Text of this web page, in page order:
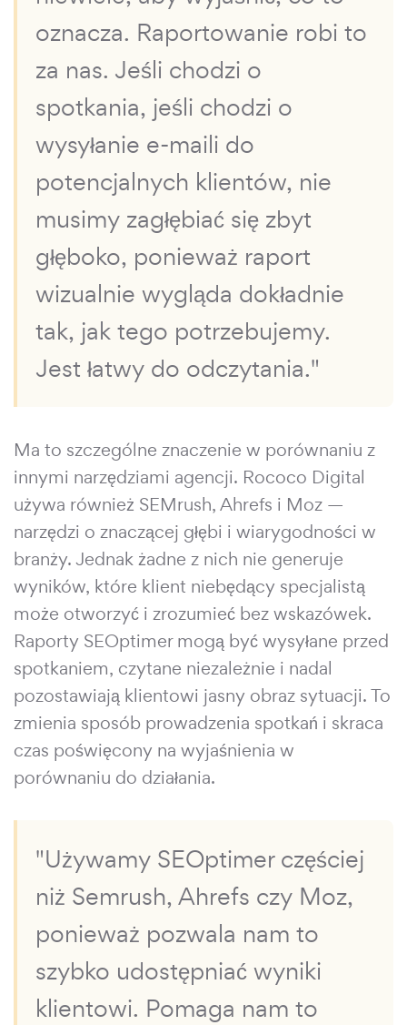
oznacza. Raportowanie robi to
za nas. Jeśli chodzi o
spotkania, jeśli chodzi o
wysyłanie e-maili do
potencjalnych klientów, nie
musimy zagłębiać się zbyt
głęboko, ponieważ raport
wizualnie wygląda dokładnie
tak, jak tego potrzebujemy.
Jest łatwy do odczytania."
Ma to szczególne znaczenie w porównaniu z
innymi narzędziami agencji. Rococo Digital
używa również SEMrush, Ahrefs i Moz —
narzędzi o znaczącej głębi i wiarygodności w
branży. Jednak żadne z nich nie generuje
wyników, które klient niebędący specjalistą
może otworzyć i zrozumieć bez wskazówek.
Raporty SEOptimer mogą być wysyłane przed
spotkaniem, czytane niezależnie i nadal
pozostawiają klientowi jasny obraz sytuacji. To
zmienia sposób prowadzenia spotkań i skraca
czas poświęcony na wyjaśnienia w
porównaniu do działania.
"Używamy SEOptimer częściej
niż Semrush, Ahrefs czy Moz,
ponieważ pozwala nam to
szybko udostępniać wyniki
klientowi. Pomaga nam to